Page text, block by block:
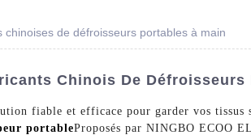
chinoises de défroisseurs portables à main
Chinois De Défroisseurs
fiable et efficace pour garder vos
portableProposés par NINGBO ECOO